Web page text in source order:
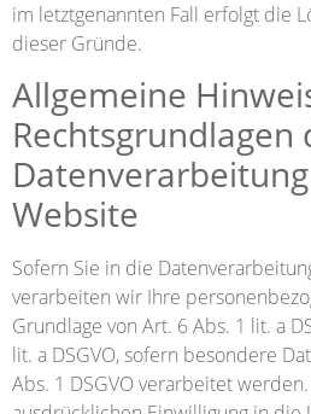
im letztgenannten Fall erfolgt die
dieser Gründe.
Allgemeine
Rechtsgrundlagen
Website
Sofern Sie in die
verarbeiten wir Ihre
Grundlage von Art. 6 Abs. 1 lit. a
lit. a DSGVO, sofern besondere
Abs. 1 DSGVO verarbeitet